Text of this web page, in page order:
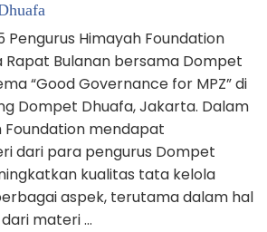
Pengurus Himayah Foundation
Rapat Bulanan bersama Dompet
“Good Governance for MPZ” di
Dompet Dhuafa, Jakarta. Dalam
Foundation mendapat
dari para pengurus Dompet
kualitas tata kelola
aspek, terutama dalam hal
materi …